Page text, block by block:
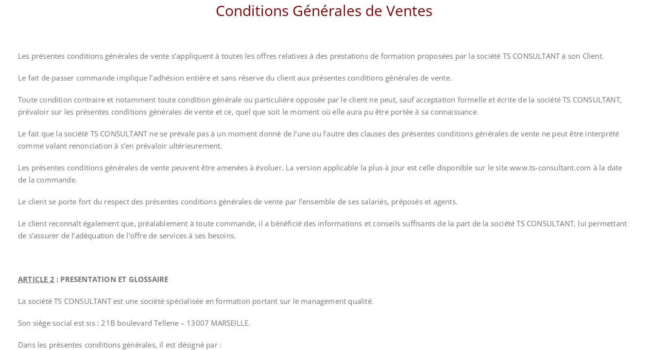
Conditions Générales de Ventes
Les présentes conditions générales de vente s’appliquent à toutes les offres relatives à des prestations de formation proposées par la société TS CONSULTANT à son Client.
Le fait de passer commande implique l’adhésion entière et sans réserve du client aux présentes conditions générales de vente.
Toute condition contraire et notamment toute condition générale ou particulière opposée par le client ne peut, sauf acceptation formelle et écrite de la société TS CONSULTANT,
prévaloir sur les présentes conditions générales de vente et ce, quel que soit le moment où elle aura pu être portée à sa connaissance.
Le fait que la société TS CONSULTANT ne se prévale pas à un moment donné de l’une ou l’autre des clauses des présentes conditions générales de vente ne peut être interprété
comme valant renonciation à s’en prévaloir ultérieurement.
Les présentes conditions générales de vente peuvent être amenées à évoluer. La version applicable la plus à jour est celle disponible sur le site www.ts-consultant.com à la date
de la commande.
Le client se porte fort du respect des présentes conditions générales de vente par l’ensemble de ses salariés, préposés et agents.
Le client reconnaît également que, préalablement à toute commande, il a bénéficié des informations et conseils suffisants de la part de la société TS CONSULTANT, lui permettant
de s’assurer de l’adéquation de l’offre de services à ses besoins.
ARTICLE 2 : PRESENTATION ET GLOSSAIRE
La société TS CONSULTANT est une société spécialisée en formation portant sur le management qualité.
Son siège social est sis : 21B boulevard Tellene – 13007 MARSEILLE.
Dans les présentes conditions générales, il est désigné par :